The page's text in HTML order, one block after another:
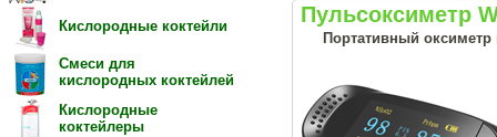
Кислородные коктейли
Смеси для
кислородных коктейлей
Кислородные
коктейлеры
Пульсоксиметр
Портативный оксиметр